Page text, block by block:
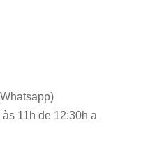
11h de 12:30h a